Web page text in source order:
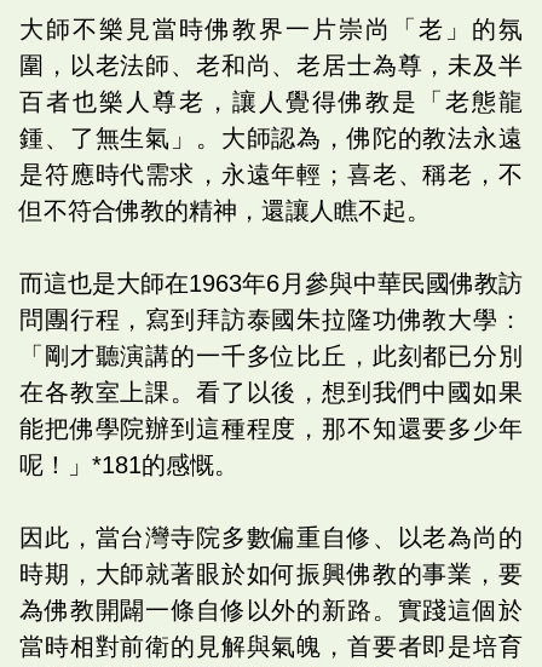
大師不樂見當時佛教界一片崇尚「老」的氛
圍，以老法師、老和尚、老居士為尊，未及半
百者也樂人尊老，讓人覺得佛教是「老態龍
鍾、了無生氣」。大師認為，佛陀的教法永遠
是符應時代需求，永遠年輕；喜老、稱老，不
但不符合佛教的精神，還讓人瞧不起。
而這也是大師在1963年6月參與中華民國佛教訪
問團行程，寫到拜訪泰國朱拉隆功佛教大學：
「剛才聽演講的一千多位比丘，此刻都已分別
在各教室上課。看了以後，想到我們中國如果
能把佛學院辦到這種程度，那不知還要多少年
呢！」*181的感慨。
因此，當台灣寺院多數偏重自修、以老為尚的
時期，大師就著眼於如何振興佛教的事業，要
為佛教開闢一條自修以外的新路。實踐這個於
當時相對前衛的見解與氣魄，首要者即是培育